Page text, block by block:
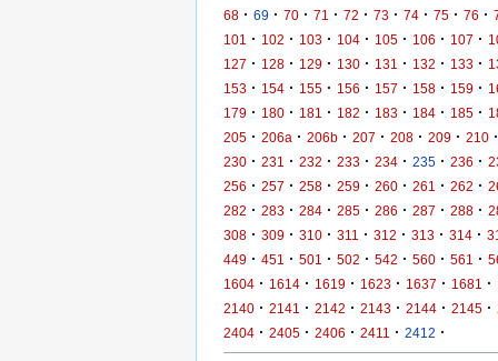
68 · 69 · 70 · 71 · 72 · 73 · 74 · 75 · 76 ·
101
· 102 · 103 · 104 · 105 · 106 · 107 ·
127 · 128 · 129 · 130 · 131 · 132 · 133 ·
153 · 154 · 155 · 156 · 157 · 158 · 159 ·
179 · 180 · 181 · 182 · 183 · 184 · 185 ·
205 · 206a · 206b · 207 · 208 · 209 · 210 ·
230 · 231 · 232 · 233 · 234 · 235 · 236 ·
256 · 257 · 258 · 259 · 260 · 261 · 262 ·
282 · 283 · 284 · 285 · 286 · 287 · 288 ·
308 · 309 · 310 · 311 · 312 · 313 · 314 ·
449 · 451 · 501 · 502 · 542 · 560 · 561 ·
1604 · 1614 · 1619 · 1623 · 1637 · 1681 ·
2140 · 2141 · 2142 · 2143 · 2144 · 2145 ·
2404 · 2405 · 2406 · 2411 · 2412 ·